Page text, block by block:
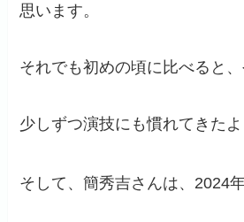
思います。
それでも初めの頃に比べると
少しずつ演技にも慣れてきたよ
そして、簡秀吉さんは、2024